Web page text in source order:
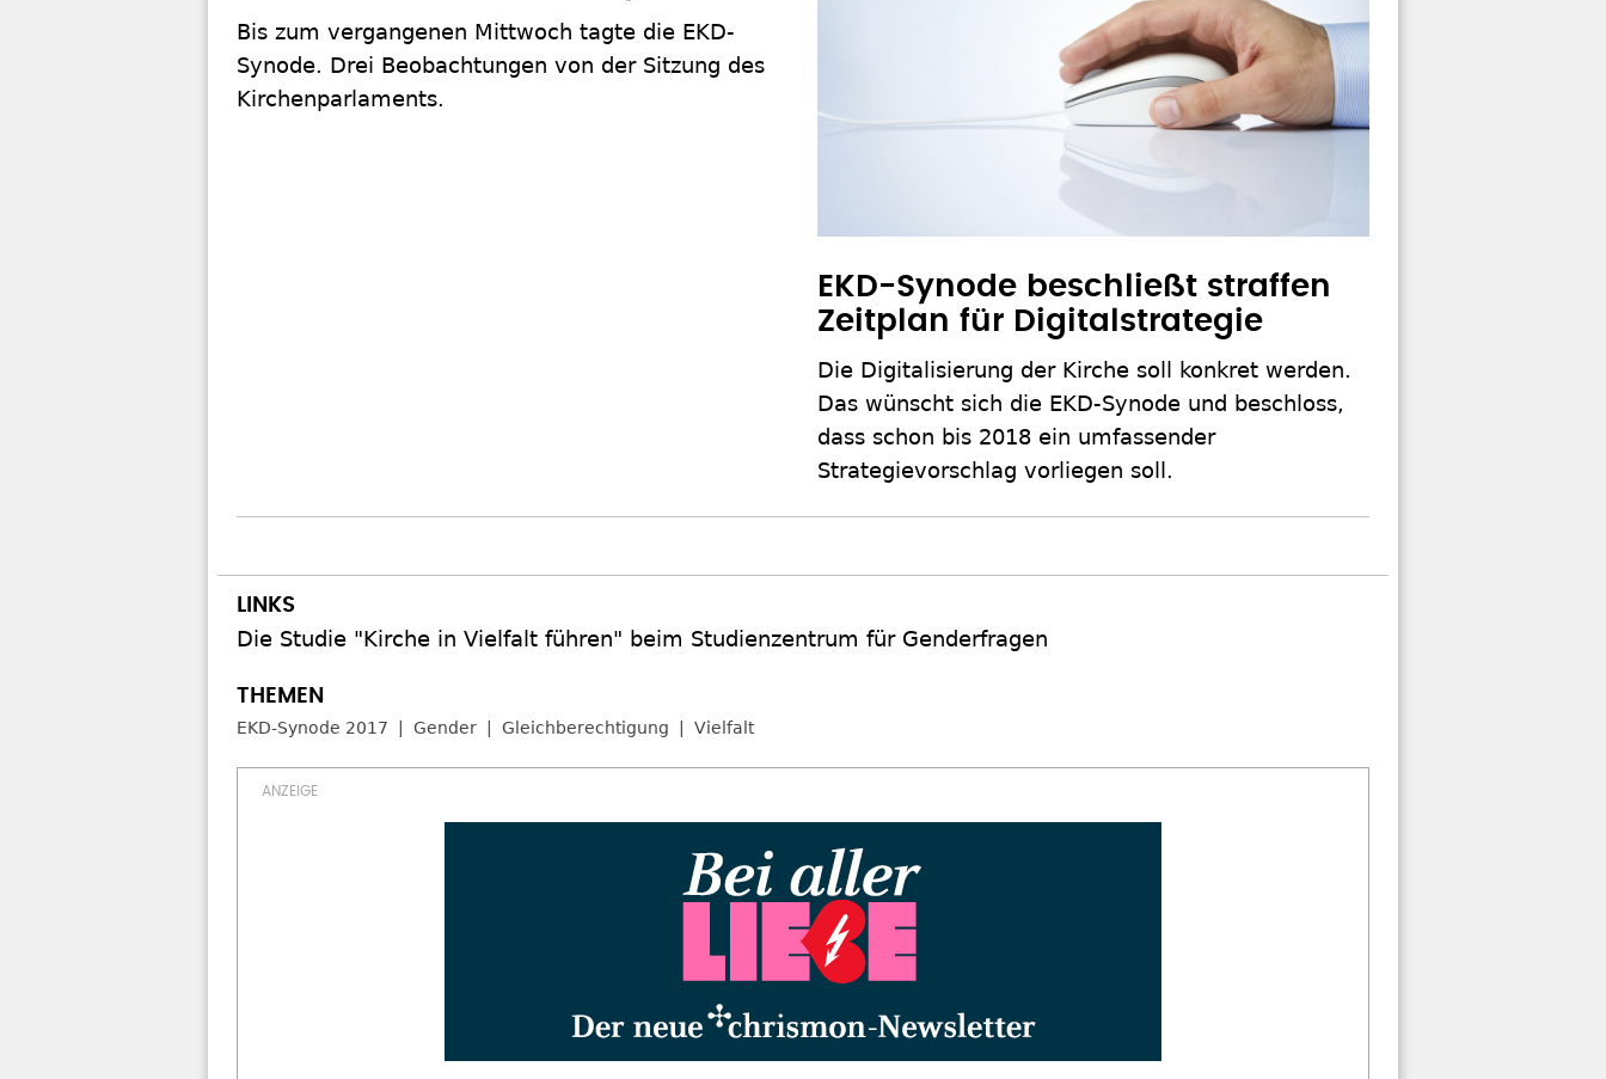
Bis zum vergangenen Mittwoch tagte die EKD-
Synode. Drei Beobachtungen von der Sitzung des
Kirchenparlaments.
EKD-Synode beschließt straffen
Zeitplan für Digitalstrategie
Die Digitalisierung der Kirche soll konkret werden.
Das wünscht sich die EKD-Synode und beschloss,
dass schon bis 2018 ein umfassender
Strategievorschlag vorliegen soll.
Die Studie "Kirche in Vielfalt führen" beim Studienzentrum für Genderfragen
EKD-Synode 2017 Gender Gleichberechtigung Vielfalt